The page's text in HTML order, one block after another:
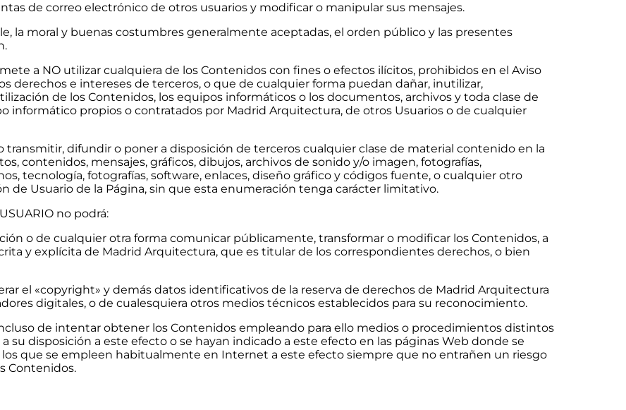
de correo electrónico de otros usuarios y modificar o manipular sus mensajes.
la moral y buenas costumbres generalmente aceptadas, el orden público y las presentes
a NO utilizar cualquiera de los Contenidos con fines o efectos ilícitos, prohibidos en el Aviso
derechos e intereses de terceros, o que de cualquier forma puedan dañar, inutilizar,
de los Contenidos, los equipos informáticos o los documentos, archivos y toda clase de
informático propios o contratados por Madrid Arquitectura, de otros Usuarios o de cualquier
transmitir, difundir o poner a disposición de terceros cualquier clase de material contenido en la
contenidos, mensajes, gráficos, dibujos, archivos de sonido y/o imagen, fotografías,
tecnología, fotografías, software, enlaces, diseño gráfico y códigos fuente, o cualquier otro
de Usuario de la Página, sin que esta enumeración tenga carácter limitativo.
no podrá:
o de cualquier otra forma comunicar públicamente, transformar o modificar los Contenidos, a
y explícita de Madrid Arquitectura, que es titular de los correspondientes derechos, o bien
el «copyright» y demás datos identificativos de la reserva de derechos de Madrid Arquitectura
digitales, o de cualesquiera otros medios técnicos establecidos para su reconocimiento.
de intentar obtener los Contenidos empleando para ello medios o procedimientos distintos
su disposición a este efecto o se hayan indicado a este efecto en las páginas Web donde se
que se empleen habitualmente en Internet a este efecto siempre que no entrañen un riesgo
Contenidos.